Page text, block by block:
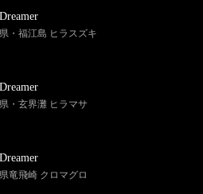
・福江島 ヒラスズキ
・玄界灘 ヒラマサ
竜飛崎 クロマグロ